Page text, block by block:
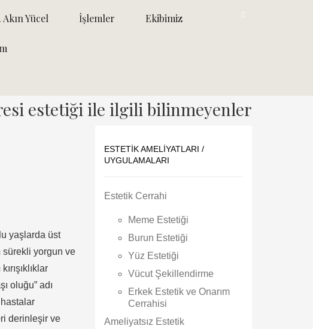
Yücel İşlemler Ekibimiz
estetiği ile ilgili bilinmeyenler
yaşlarda üst
sürekli yorgun ve
oluğu” adı
hastalar
derinleşir ve
ESTETIK AMELIYATLARI /
UYGULAMALARI
Estetik Cerrahi
Meme Estetiği
Burun Estetiği
Yüz Estetiği
Vücut Şekillendirme
Erkek Estetik ve Onarım
Cerrahisi
Ameliyatsız Estetik